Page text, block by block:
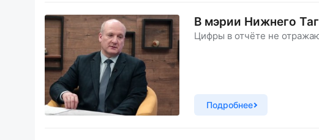
В мэрии Нижнего
Цифры в отчёте не
Подробнее